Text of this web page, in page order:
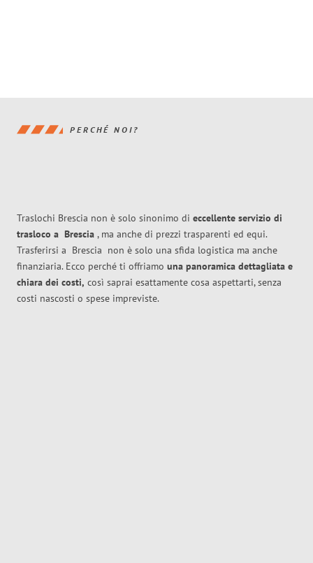
PERCHÉ NOI?
Traslochi Brescia non è solo sinonimo di eccellente servizio di
trasloco a Brescia , ma anche di prezzi trasparenti ed equi.
Trasferirsi a Brescia non è solo una sfida logistica ma anche
finanziaria. Ecco perché ti offriamo una panoramica dettagliata e
chiara dei costi, così saprai esattamente cosa aspettarti, senza
costi nascosti o spese impreviste.